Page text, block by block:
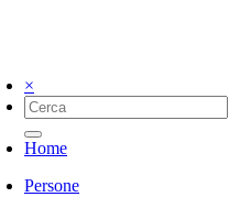
×
Home
Persone